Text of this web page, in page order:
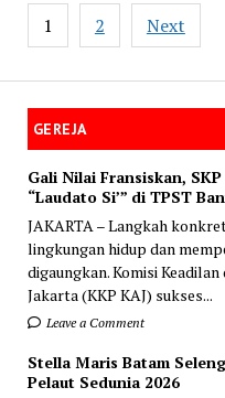
GEREJA
Gali Nilai Fransiskan,
“Laudato Si’” di TPST
JAKARTA – Langkah
lingkungan hidup dan
digaungkan. Komisi
Jakarta (KKP KAJ) sukses...
Leave a Comment
Stella Maris Batam
Pelaut Sedunia 2026
Posts
navigation
1 2 Next